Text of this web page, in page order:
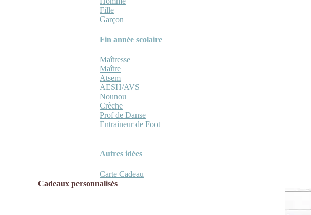
Fille
Garçon
Fin année scolaire
Maîtresse
Maître
Atsem
AESH/AVS
Nounou
Crèche
Prof de Danse
Entraineur de Foot
Autres idées
Carte Cadeau
Cadeaux personnalisés